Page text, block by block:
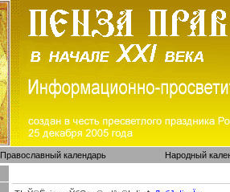
Православный календарь Народный